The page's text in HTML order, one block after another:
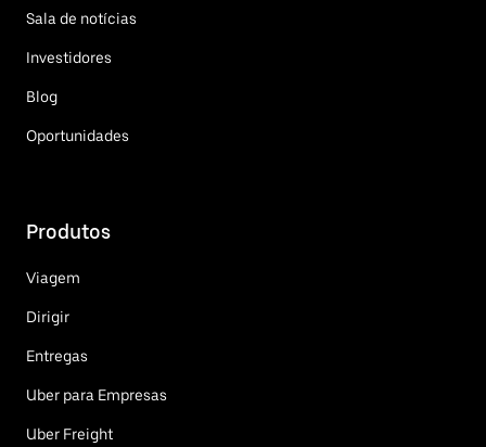
Sala de notícias
Investidores
Blog
Oportunidades
Produtos
Viagem
Dirigir
Entregas
Uber para Empresas
Uber Freight